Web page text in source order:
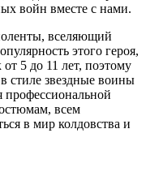
войн вместе с нами.
вселяющий
этого героя,
5 до 11 лет, поэтому
стиле звездные воины
профессиональной
всем
в мир колдовства и